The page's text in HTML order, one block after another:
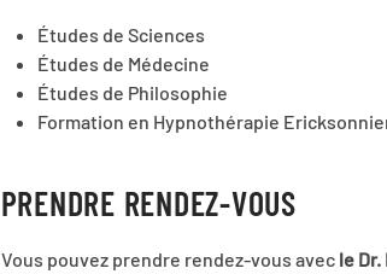
Études de Sciences
Études de Médecine
Études de Philosophie
Formation en Hypnothérapie
PRENDRE RENDEZ-VOUS
Vous pouvez prendre rendez-vous avec le Dr.